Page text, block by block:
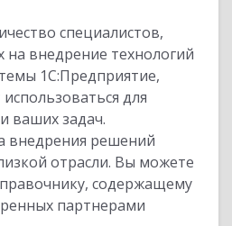
специалистов,
на внедрение технологий
1С:Предприятие,
для
ваших задач.
внедрения решений
отрасли. Вы можете
содержащему
партнерами